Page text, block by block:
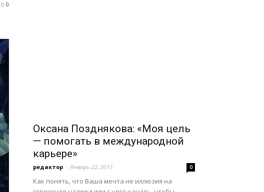
0
Оксана Позднякова: «Моя цель
— помогать в международной
карьере»
редактор - Январь 22, 2017 0
Как понять, что Ваша мечта не иллюзия на